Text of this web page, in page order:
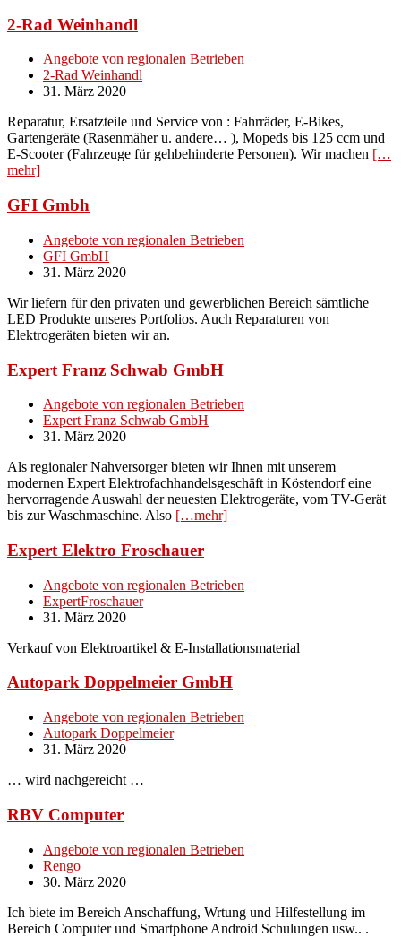
2-Rad Weinhandl
Angebote von regionalen Betrieben
2-Rad Weinhandl
31. März 2020
Reparatur, Ersatzteile und Service von : Fahrräder, E-Bikes,
Gartengeräte (Rasenmäher u. andere… ), Mopeds bis 125 ccm und
E-Scooter (Fahrzeuge für gehbehinderte Personen). Wir machen […
mehr]
GFI Gmbh
Angebote von regionalen Betrieben
GFI GmbH
31. März 2020
Wir liefern für den privaten und gewerblichen Bereich sämtliche
LED Produkte unseres Portfolios. Auch Reparaturen von
Elektrogeräten bieten wir an.
Expert Franz Schwab GmbH
Angebote von regionalen Betrieben
Expert Franz Schwab GmbH
31. März 2020
Als regionaler Nahversorger bieten wir Ihnen mit unserem
modernen Expert Elektrofachhandelsgeschäft in Köstendorf eine
hervorragende Auswahl der neuesten Elektrogeräte, vom TV-Gerät
bis zur Waschmaschine. Also […mehr]
Expert Elektro Froschauer
Angebote von regionalen Betrieben
ExpertFroschauer
31. März 2020
Verkauf von Elektroartikel & E-Installationsmaterial
Autopark Doppelmeier GmbH
Angebote von regionalen Betrieben
Autopark Doppelmeier
31. März 2020
… wird nachgereicht …
RBV Computer
Angebote von regionalen Betrieben
Rengo
30. März 2020
Ich biete im Bereich Anschaffung, Wrtung und Hilfestellung im
Bereich Computer und Smartphone Android Schulungen usw.. .